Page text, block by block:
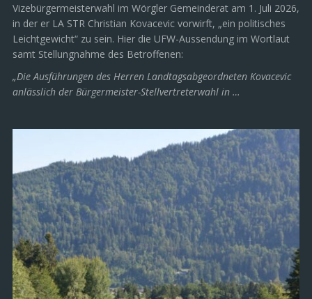
Vizebürgermeisterwahl im Wörgler Gemeinderat am 1. Juli 2026,
in der er LA STR Christian Kovacevic vorwirft, „ein politisches
Leichtgewicht“ zu sein. Hier die UFW-Aussendung im Wortlaut
samt Stellungnahme des Betroffenen:
„Die Ausführungen des Herren Landtagsabgeordneten Kovacevic
anlässlich der Bürgermeister-Stellvertreterwahl in …